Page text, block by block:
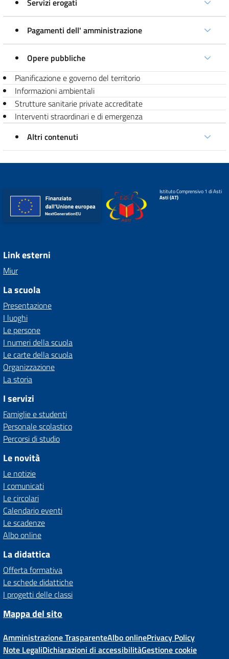
Servizi erogati
Pagamenti dell' amministrazione
Opere pubbliche
Pianificazione e governo del territorio
Informazioni ambientali
Strutture sanitarie private accreditate
Interventi straordinari e di emergenza
Altri contenuti
Istituto Comprensivo 1 di Asti
Asti (AT)
Link esterni
Miur
La scuola
Presentazione
I luoghi
Le persone
I numeri della scuola
Le carte della scuola
Organizzazione
La storia
I servizi
Famiglie e studenti
Personale scolastico
Percorsi di studio
Le novità
Le notizie
I comunicati
Le circolari
Calendario eventi
Le scadenze
Albo online
La didattica
Offerta formativa
Le schede didattiche
I progetti delle classi
Mappa del sito
Amministrazione TrasparenteAlbo onlinePrivacy Policy
Note LegaliDichiarazioni di accessibilitàGestione cookie